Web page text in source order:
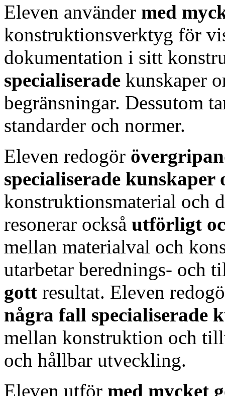
Eleven använder med
konstruktionsverktyg för
dokumentation i sitt
specialiserade kunskaper
begränsningar. Dessutom
standarder och normer.
Eleven redogör
specialiserade kunskaper
konstruktionsmaterial och
resonerar också utförligt
mellan materialval och
utarbetar berednings- och
gott resultat. Eleven
några fall specialiserade
mellan konstruktion och
och hållbar utveckling.
Eleven utför med mycket